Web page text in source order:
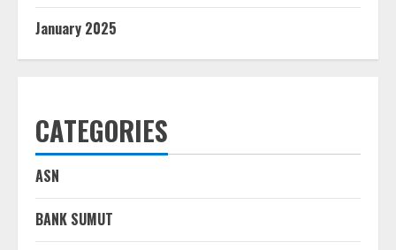
January 2025
CATEGORIES
ASN
BANK SUMUT